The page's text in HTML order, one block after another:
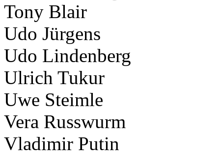
Tony Blair
Udo Jürgens
Udo Lindenberg
Ulrich Tukur
Uwe Steimle
Vera Russwurm
Vladimir Putin